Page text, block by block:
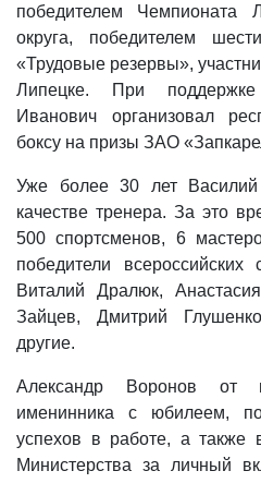
победителем Чемпионата
округа, победителем
«Трудовые резервы»,
Липецке. При поддержке
Иванович организовал
боксу на призы ЗАО
Уже более 30 лет Василий
качестве тренера. За это
500 спортсменов, 6
победители всероссийских
Виталий Дралюк,
Зайцев, Дмитрий
другие.
Александр Воронов от
именинника с юбилеем,
успехов в работе, а также
Министерства за личный